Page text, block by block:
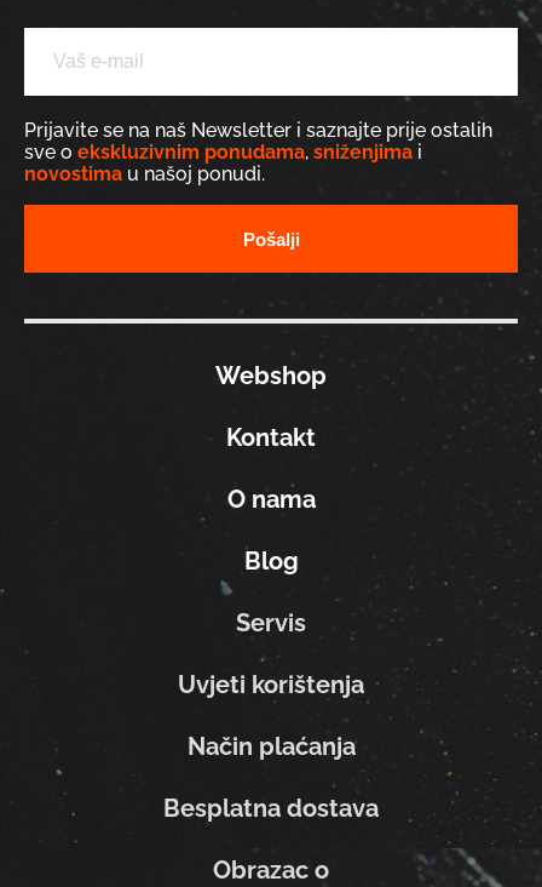
Prijavite se na naš Newsletter i saznajte prije ostalih
sve o ekskluzivnim ponudama, sniženjima i
novostima u našoj ponudi.
Webshop
Kontakt
O nama
Blog
Servis
Uvjeti korištenja
Način plaćanja
Besplatna dostava
Obrazac o